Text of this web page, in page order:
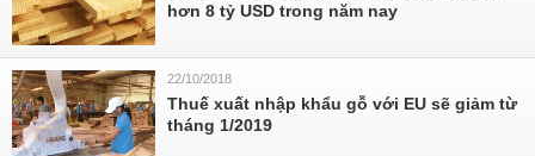
hơn 8 tỷ USD trong năm nay
22/10/2018
Thuế xuất nhập khẩu gỗ với EU sẽ giảm từ
tháng 1/2019